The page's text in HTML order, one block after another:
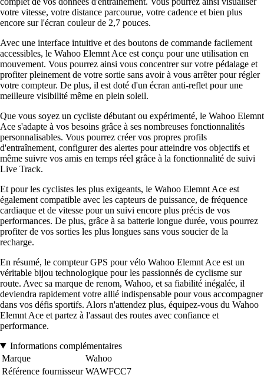
votre vitesse, votre distance parcourue, votre cadence et bien plus
encore sur l'écran couleur de 2,7 pouces.
Avec une interface intuitive et des boutons de commande facilement
accessibles, le Wahoo Elemnt Ace est conçu pour une utilisation en
mouvement. Vous pourrez ainsi vous concentrer sur votre pédalage et
profiter pleinement de votre sortie sans avoir à vous arrêter pour régler
votre compteur. De plus, il est doté d'un écran anti-reflet pour une
meilleure visibilité même en plein soleil.
Que vous soyez un cycliste débutant ou expérimenté, le Wahoo Elemnt
Ace s'adapte à vos besoins grâce à ses nombreuses fonctionnalités
personnalisables. Vous pourrez créer vos propres profils
d'entraînement, configurer des alertes pour atteindre vos objectifs et
même suivre vos amis en temps réel grâce à la fonctionnalité de suivi
Live Track.
Et pour les cyclistes les plus exigeants, le Wahoo Elemnt Ace est
également compatible avec les capteurs de puissance, de fréquence
cardiaque et de vitesse pour un suivi encore plus précis de vos
performances. De plus, grâce à sa batterie longue durée, vous pourrez
profiter de vos sorties les plus longues sans vous soucier de la
recharge.
En résumé, le compteur GPS pour vélo Wahoo Elemnt Ace est un
véritable bijou technologique pour les passionnés de cyclisme sur
route. Avec sa marque de renom, Wahoo, et sa fiabilité inégalée, il
deviendra rapidement votre allié indispensable pour vous accompagner
dans vos défis sportifs. Alors n'attendez plus, équipez-vous du Wahoo
Elemnt Ace et partez à l'assaut des routes avec confiance et
performance.
Informations complémentaires
Marque
Wahoo
Référence fournisseur WAWFCC7